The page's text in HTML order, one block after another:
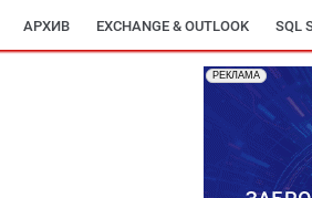
АРХИВ EXCHANGE & OUTLOOK SQL
РЕКЛАМА